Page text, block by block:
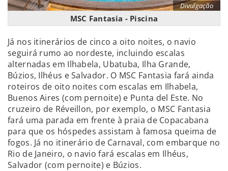
Divulgação
MSC Fantasia - Piscina
Já nos itinerários de cinco a oito noites, o navio
seguirá rumo ao nordeste, incluindo escalas
alternadas em Ilhabela, Ubatuba, Ilha Grande,
Búzios, Ilhéus e Salvador. O MSC Fantasia fará ainda
roteiros de oito noites com escalas em Ilhabela,
Buenos Aires (com pernoite) e Punta del Este. No
cruzeiro de Réveillon, por exemplo, o MSC Fantasia
fará uma parada em frente à praia de Copacabana
para que os hóspedes assistam à famosa queima de
fogos. Já no itinerário de Carnaval, com embarque no
Rio de Janeiro, o navio fará escalas em Ilhéus,
Salvador (com pernoite) e Búzios.